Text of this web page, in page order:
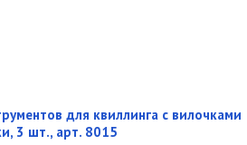
для квиллинга с вилочками
3 шт., арт. 8015